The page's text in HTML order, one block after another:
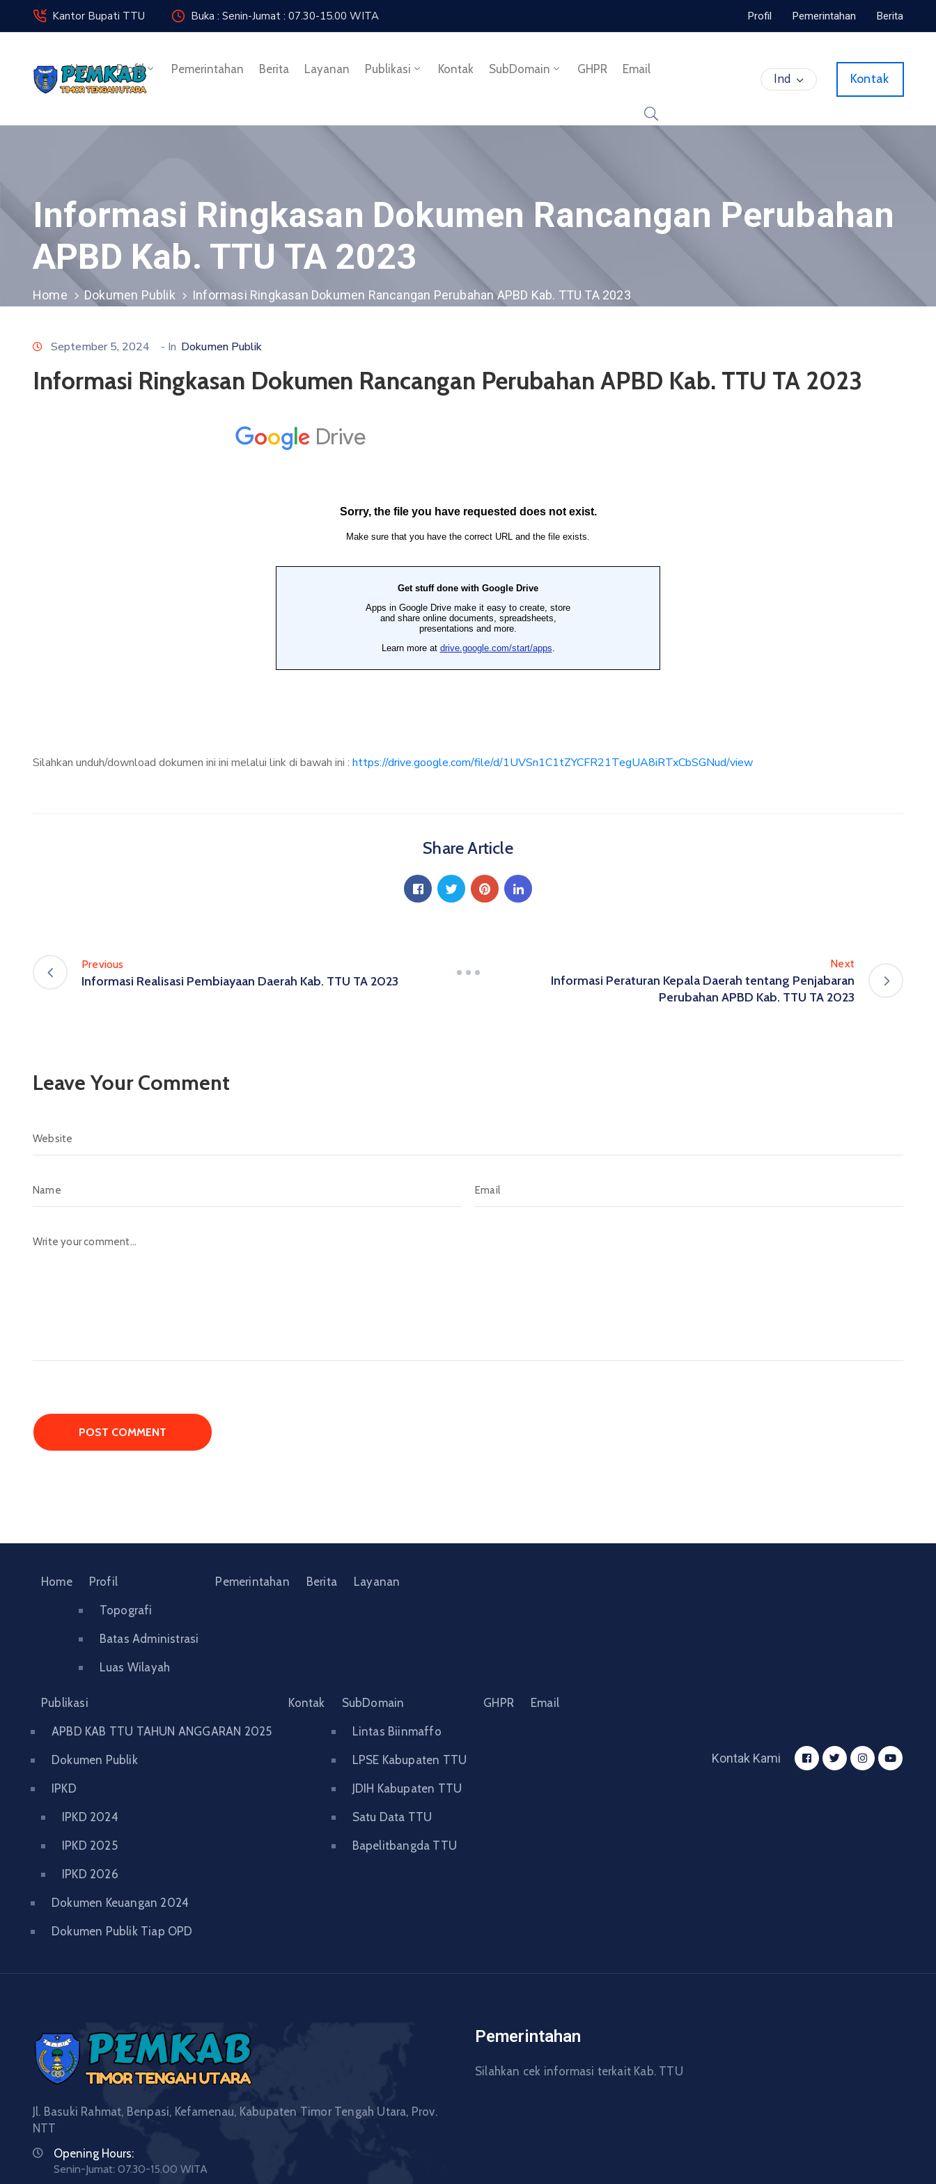
Kantor Bupati TTU Buka : Senin-Jumat : 07.30-15.00 WITA Profil Pemerintahan Berita
Home Profil Pemerintahan Berita Layanan Publikasi Kontak SubDomain GHPR Email
Ind Kontak
Informasi Ringkasan Dokumen Rancangan Perubahan
APBD Kab. TTU TA 2023
Home Dokumen Publik Informasi Ringkasan Dokumen Rancangan Perubahan APBD Kab. TTU TA 2023
September 5, 2024 - In Dokumen Publik
Informasi Ringkasan Dokumen Rancangan Perubahan APBD Kab. TTU TA 2023
Silahkan unduh/download dokumen ini ini melalui link di bawah ini : https://drive.google.com/file/d/1UVSn1C1tZYCFR21TegUA8iRTxCbSGNud/view
Share Article
Previous
Informasi Realisasi Pembiayaan Daerah Kab. TTU TA 2023
Next
Informasi Peraturan Kepala Daerah tentang Penjabaran
Perubahan APBD Kab. TTU TA 2023
Leave Your Comment
Home Profil
Topografi
Batas Administrasi
Luas Wilayah
Pemerintahan Berita Layanan
Publikasi
APBD KAB TTU TAHUN ANGGARAN 2025
Dokumen Publik
IPKD
IPKD 2024
IPKD 2025
IPKD 2026
Dokumen Keuangan 2024
Dokumen Publik Tiap OPD
Kontak SubDomain
Lintas Biinmaffo
LPSE Kabupaten TTU
JDIH Kabupaten TTU
Satu Data TTU
Bapelitbangda TTU
GHPR Email
Kontak Kami
Jl. Basuki Rahmat, Benpasi, Kefamenau, Kabupaten Timor Tengah Utara, Prov.
NTT
Opening Hours:
Senin-Jumat: 07.30-15.00 WITA
Pemerintahan
Silahkan cek informasi terkait Kab. TTU